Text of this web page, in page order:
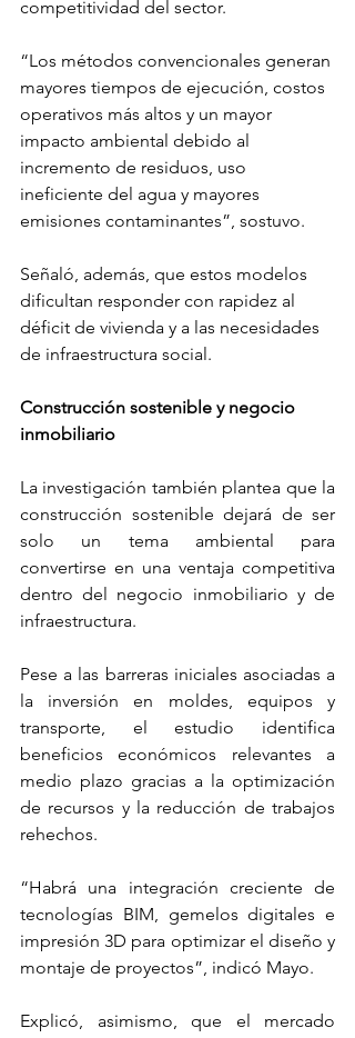
competitividad del sector.
“Los métodos convencionales generan
mayores tiempos de ejecución, costos
operativos más altos y un mayor
impacto ambiental debido al
incremento de residuos, uso
ineficiente del agua y mayores
emisiones contaminantes”, sostuvo.
Señaló, además, que estos modelos
dificultan responder con rapidez al
déficit de vivienda y a las necesidades
de infraestructura social.
Construcción sostenible y negocio
inmobiliario
La investigación también plantea que la
construcción sostenible dejará de ser
solo un tema ambiental para
convertirse en una ventaja competitiva
dentro del negocio inmobiliario y de
infraestructura.
Pese a las barreras iniciales asociadas a
la inversión en moldes, equipos y
transporte, el estudio identifica
beneficios económicos relevantes a
medio plazo gracias a la optimización
de recursos y la reducción de trabajos
rehechos.
“Habrá una integración creciente de
tecnologías BIM, gemelos digitales e
impresión 3D para optimizar el diseño y
montaje de proyectos”, indicó Mayo.
Explicó, asimismo, que el mercado